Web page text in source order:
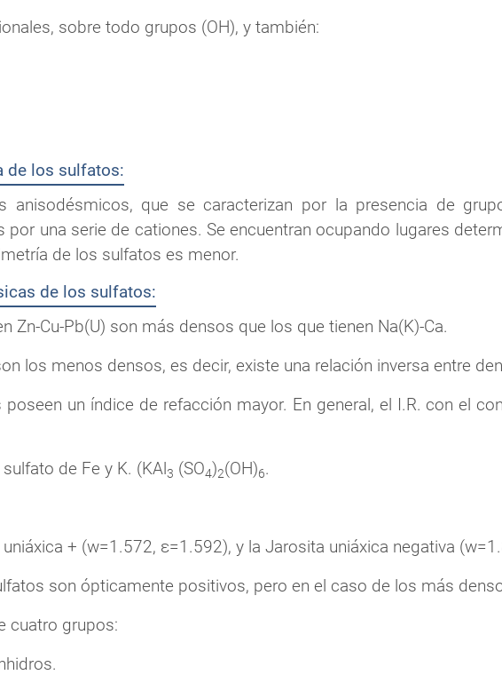
sobre todo grupos (OH), y también:
de los sulfatos:
anisodésmicos, que se caracterizan por la presencia de
por una serie de cationes. Se encuentran ocupando lugares
de los sulfatos es menor.
de los sulfatos:
Zn-Cu-Pb(U) son más densos que los que tienen Na(K)-Ca.
los menos densos, es decir, existe una relación inversa entre
un índice de refacción mayor. En general, el I.R. con el
de Fe y K. (KAl3 (SO4)2(OH)6.
uniáxica + (w=1.572, ε=1.592), y la Jarosita uniáxica negativa
son ópticamente positivos, pero en el caso de los más
cuatro grupos: